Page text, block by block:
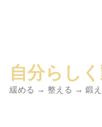
自分らし
緩める → 整える → 鍛